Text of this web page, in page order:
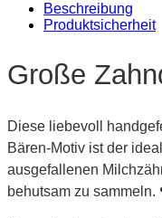
Beschreibung
Produktsicherheit
Große
Diese liebevoll
Bären-Motiv ist der
ausgefallenen
behutsam zu sammeln.